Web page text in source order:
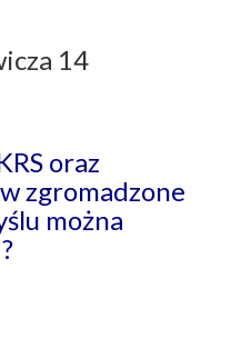
14
oraz
zgromadzone
można